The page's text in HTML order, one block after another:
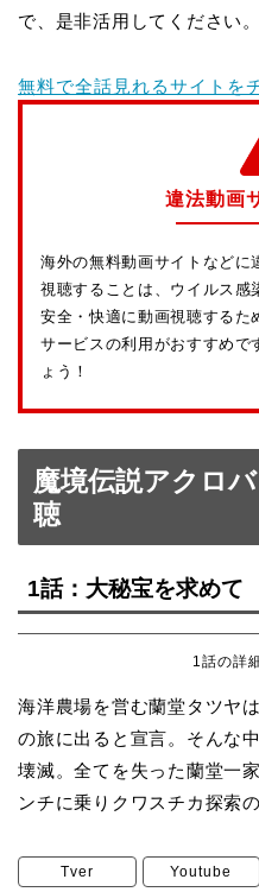
で、是非活用してください。
無料で全話見れるサイトを
違法動画
海外の無料動画サイトなどに
視聴することは、ウイルス感
安全・快適に動画視聴するた
サービスの利用がおすすめで
ょう！
魔境伝説アクロ
聴
1話：大秘宝を求めて
1話の詳
海洋農場を営む蘭堂タツヤ
の旅に出ると宣言。そんな
壊滅。全てを失った蘭堂一
ンチに乗りクワスチカ探索
Tver Youtube